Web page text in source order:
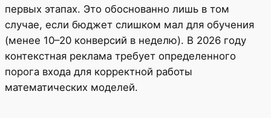
первых этапах. Это обоснованно лишь в том
случае, если бюджет слишком мал для обучения
(менее 10–20 конверсий в неделю). В 2026 году
контекстная реклама требует определенного
порога входа для корректной работы
математических моделей.